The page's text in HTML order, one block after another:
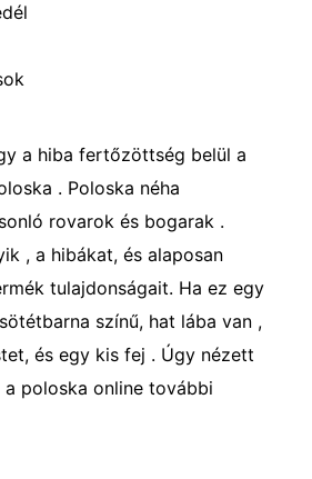
a hiba fertőzöttség belül a
. Poloska néha
rovarok és bogarak .
, a hibákat, és alaposan
tulajdonságait. Ha ez egy
színű, hat lába van ,
és egy kis fej . Úgy nézett
poloska online további